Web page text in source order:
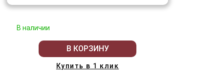
В наличии
В КОРЗИНУ
Купить в 1 клик